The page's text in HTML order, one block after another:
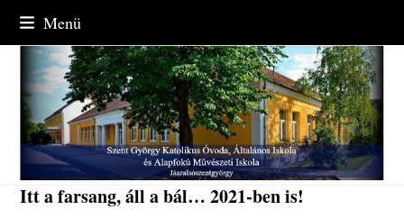
content
Menü
Itt a farsang, áll a bál… 2021-ben is!